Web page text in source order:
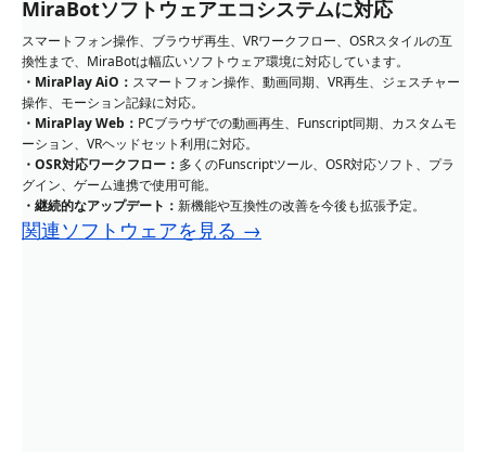
MiraBotソフトウェアエコシステムに対応
スマートフォン操作、ブラウザ再生、VRワークフロー、OSRスタイルの互
換性まで、MiraBotは幅広いソフトウェア環境に対応しています。
・MiraPlay AiO： スマートフォン操作、動画同期、VR再生、ジェスチャー
操作、モーション記録に対応。
・MiraPlay Web： PCブラウザでの動画再生、Funscript同期、カスタムモ
ーション、VRヘッドセット利用に対応。
・OSR対応ワークフロー： 多くのFunscriptツール、OSR対応ソフト、プラ
グイン、ゲーム連携で使用可能。
・継続的なアップデート： 新機能や互換性の改善を今後も拡張予定。
関連ソフトウェアを見る →